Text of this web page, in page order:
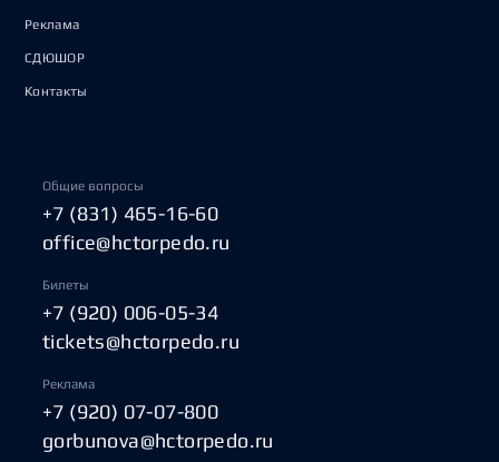
Реклама
СДЮШОР
Контакты
Общие вопросы
+7 (831) 465-16-60
office@hctorpedo.ru
Билеты
+7 (920) 006-05-34
tickets@hctorpedo.ru
Реклама
+7 (920) 07-07-800
gorbunova@hctorpedo.ru